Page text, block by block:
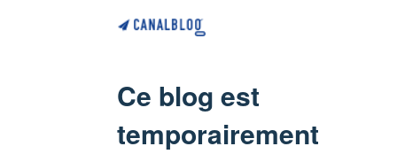
Ce blog est
temporairement